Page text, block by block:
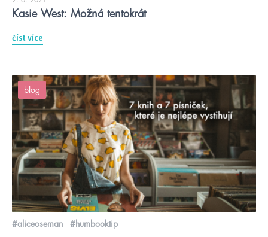
Kasie West: Možná tentokrát
číst více
blog
#aliceoseman #humbooktip